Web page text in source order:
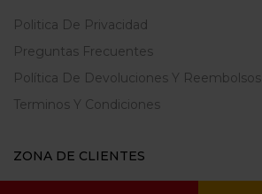
Politica De Privacidad
Preguntas Frecuentes
Política De Devoluciones Y Reembolsos
Terminos Y Condiciones
ZONA DE CLIENTES